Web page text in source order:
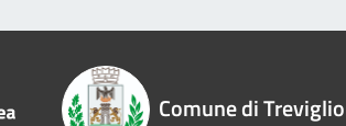
Comune di Treviglio